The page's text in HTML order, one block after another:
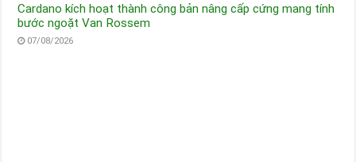
Cardano kích hoạt thành công bản nâng cấp cứng mang tính
bước ngoặt Van Rossem
07/08/2026